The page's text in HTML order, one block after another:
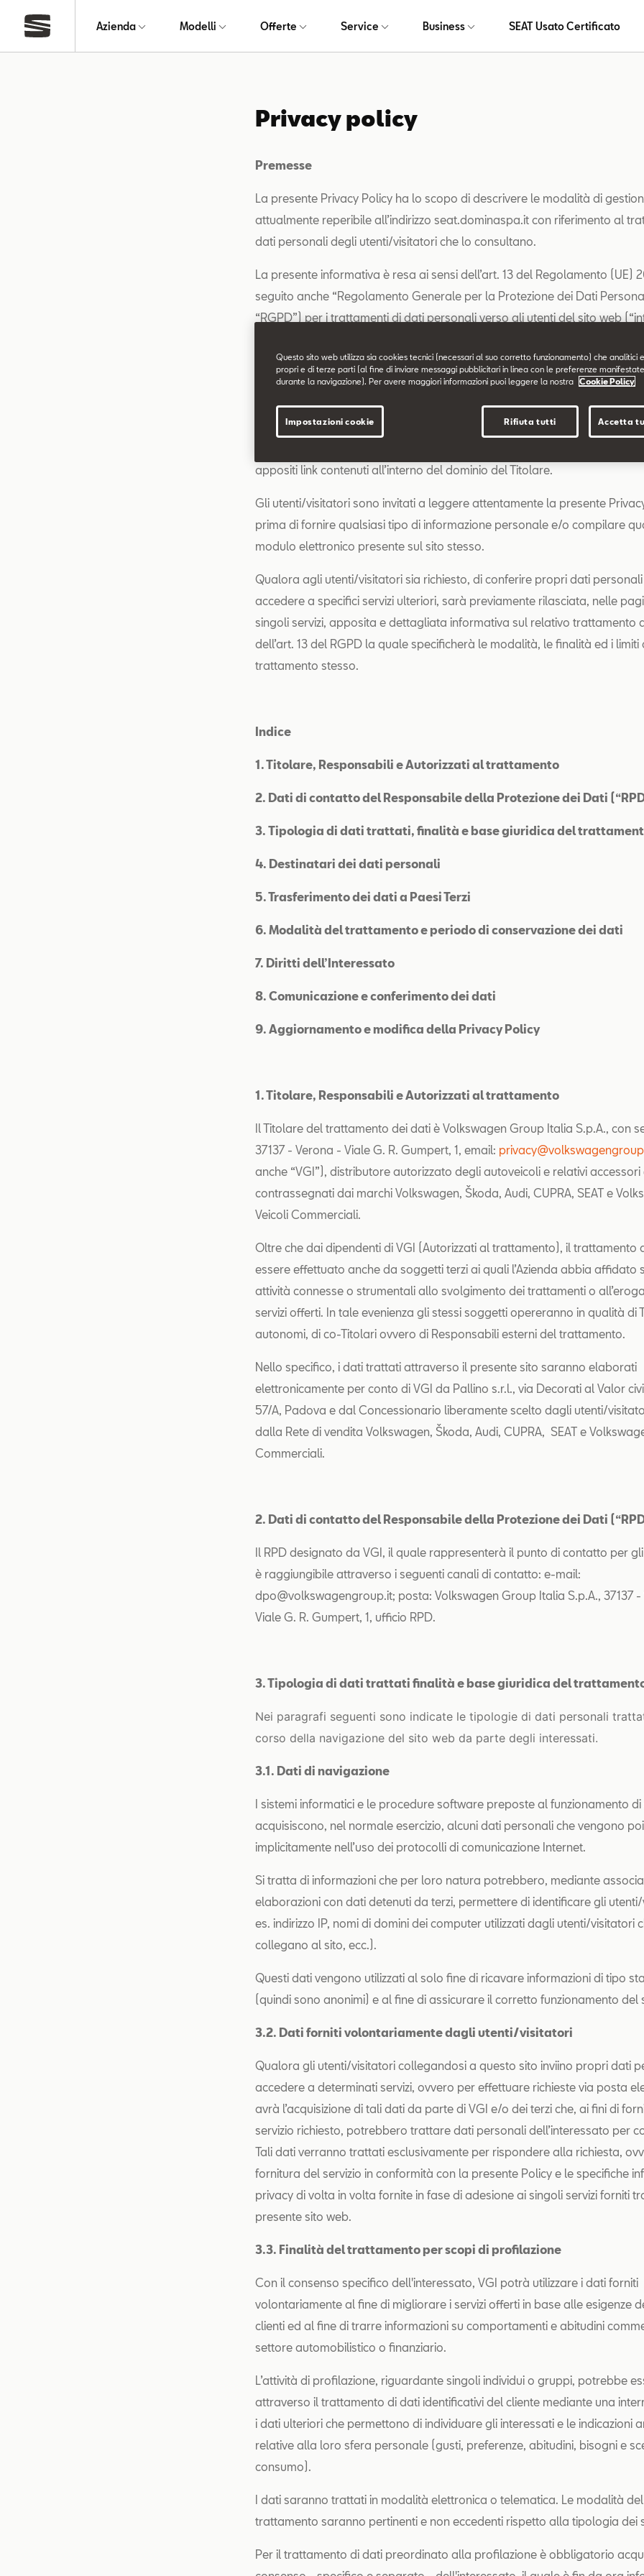
Azienda Modelli Offerte Service Business SEAT Usato Certificato
Privacy policy
Premesse
La presente Privacy Policy ha lo scopo di descrivere le modalità di
attualmente reperibile all’indirizzo seat.dominaspa.it con riferimento al
dati personali degli utenti/visitatori che lo consultano.
La presente informativa è resa ai sensi dell’art. 13 del Regolamento (UE)
seguito anche “Regolamento Generale per la Protezione dei Dati
“RGPD”) per i trattamenti di dati personali verso gli utenti del sito web
Il sito sopra indicato è di titolarità di Volkswagen Group Italia S.p.A.
alla attività di direzione e coordinamento di Volkswagen AG).
L’informativa è resa da Volkswagen Group Italia S.p.A. in qualità di
trattamento, esclusivamente per il sito sopra menzionato e non anche per
appositi link contenuti all’interno del dominio del Titolare.
Gli utenti/visitatori sono invitati a leggere attentamente la presente
prima di fornire qualsiasi tipo di informazione personale e/o compilare
modulo elettronico presente sul sito stesso.
Qualora agli utenti/visitatori sia richiesto, di conferire propri dati
accedere a specifici servizi ulteriori, sarà previamente rilasciata, nelle
singoli servizi, apposita e dettagliata informativa sul relativo trattamento
dell’art. 13 del RGPD la quale specificherà le modalità, le finalità ed i limiti
trattamento stesso.
Indice
1. Titolare, Responsabili e Autorizzati al trattamento
2. Dati di contatto del Responsabile della Protezione dei Dati
3. Tipologia di dati trattati, finalità e base giuridica del
4. Destinatari dei dati personali
5. Trasferimento dei dati a Paesi Terzi
6. Modalità del trattamento e periodo di conservazione dei dati
7. Diritti dell’Interessato
8. Comunicazione e conferimento dei dati
9. Aggiornamento e modifica della Privacy Policy
1. Titolare, Responsabili e Autorizzati al trattamento
Il Titolare del trattamento dei dati è Volkswagen Group Italia S.p.A., con
37137 - Verona - Viale G. R. Gumpert, 1, email:
anche “VGI”), distributore autorizzato degli autoveicoli e relativi accessori
contrassegnati dai marchi Volkswagen, Škoda, Audi, CUPRA, SEAT e
Veicoli Commerciali.
Oltre che dai dipendenti di VGI (Autorizzati al trattamento), il trattamento
essere effettuato anche da soggetti terzi ai quali l’Azienda abbia affidato
attività connesse o strumentali allo svolgimento dei trattamenti o
servizi offerti. In tale evenienza gli stessi soggetti opereranno in qualità di
autonomi, di co-Titolari ovvero di Responsabili esterni del trattamento.
Nello specifico, i dati trattati attraverso il presente sito saranno elaborati
elettronicamente per conto di VGI da Pallino s.r.l., via Decorati al Valor
57/A, Padova e dal Concessionario liberamente scelto dagli utenti/
dalla Rete di vendita Volkswagen, Škoda, Audi, CUPRA, SEAT e
Commerciali.
2. Dati di contatto del Responsabile della Protezione dei Dati
Il RPD designato da VGI, il quale rappresenterà il punto di contatto per
è raggiungibile attraverso i seguenti canali di contatto: e-mail:
dpo@volkswagengroup.it; posta: Volkswagen Group Italia S.p.A., 37137 -
Viale G. R. Gumpert, 1, ufficio RPD.
3. Tipologia di dati trattati finalità e base giuridica del
Nei paragrafi seguenti sono indicate le tipologie di dati personali
corso della navigazione del sito web da parte degli interessati.
3.1. Dati di navigazione
I sistemi informatici e le procedure software preposte al funzionamento
acquisiscono, nel normale esercizio, alcuni dati personali che vengono
implicitamente nell’uso dei protocolli di comunicazione Internet.
Si tratta di informazioni che per loro natura potrebbero, mediante
elaborazioni con dati detenuti da terzi, permettere di identificare gli
es. indirizzo IP, nomi di domini dei computer utilizzati dagli utenti/visitatori
collegano al sito, ecc.).
Questi dati vengono utilizzati al solo fine di ricavare informazioni di tipo
(quindi sono anonimi) e al fine di assicurare il corretto funzionamento del
3.2. Dati forniti volontariamente dagli utenti/visitatori
Qualora gli utenti/visitatori collegandosi a questo sito inviino propri dati
accedere a determinati servizi, ovvero per effettuare richieste via posta
avrà l’acquisizione di tali dati da parte di VGI e/o dei terzi che, ai fini di
servizio richiesto, potrebbero trattare dati personali dell’interessato per
Tali dati verranno trattati esclusivamente per rispondere alla richiesta,
fornitura del servizio in conformità con la presente Policy e le specifiche
privacy di volta in volta fornite in fase di adesione ai singoli servizi forniti
presente sito web.
3.3. Finalità del trattamento per scopi di profilazione
Con il consenso specifico dell'interessato, VGI potrà utilizzare i dati forniti
volontariamente al fine di migliorare i servizi offerti in base alle esigenze
clienti ed al fine di trarre informazioni su comportamenti e abitudini
settore automobilistico o finanziario.
L’attività di profilazione, riguardante singoli individui o gruppi, potrebbe
attraverso il trattamento di dati identificativi del cliente mediante una
i dati ulteriori che permettono di individuare gli interessati e le indicazioni
relative alla loro sfera personale (gusti, preferenze, abitudini, bisogni e
consumo).
I dati saranno trattati in modalità elettronica o telematica. Le modalità
trattamento saranno pertinenti e non eccedenti rispetto alla tipologia dei
Per il trattamento di dati preordinato alla profilazione è obbligatorio
Questo sito web utilizza sia cookies tecnici (necessari al suo corretto funzionamento) che analitici
propri e di terze parti (al fine di inviare messaggi pubblicitari in linea con le preferenze
durante la navigazione). Per avere maggiori informazioni puoi leggere la nostra
Cookie Policy
Rifiuta tutti Accetta
Impostazioni cookie